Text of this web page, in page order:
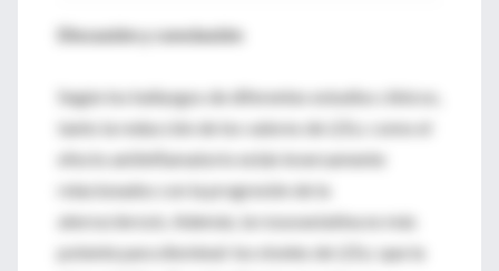
Discusión y conclusión
Según los hallazgos de diferentes estudios clínicos,
tanto la reducción de los valores de LDLc como el
efecto antiinflamatorio están inversamente
relacionados con la progresión de la
aterosclerosis. Además, la rosuvastatina es más
potente para disminuir los niveles de LDLc que la